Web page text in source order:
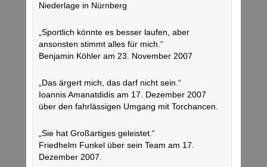
Niederlage in Nürnberg
„Sportlich könnte es besser laufen, aber
ansonsten stimmt alles für mich.“
Benjamin Köhler am 23. November 2007
„Das ärgert mich, das darf nicht sein.“
Ioannis Amanatdidis am 17. Dezember 2007
über den fahrlässigen Umgang mit Torchancen.
„Sie hat Großartiges geleistet.“
Friedhelm Funkel über sein Team am 17.
Dezember 2007.